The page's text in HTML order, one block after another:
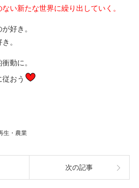
い新たな世界に繰り出していく。
好き。
。
動に。
おう
生・農業
次の記事